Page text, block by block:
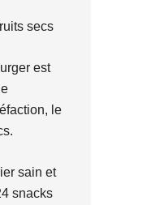
secs
est
le
sain et
snacks